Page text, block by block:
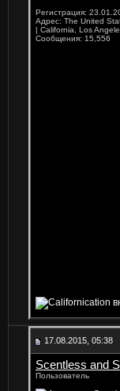
Регистрация:
Адрес: The United
| California, Los
Сообщения: 15,556
17.08.2015, 05:38
Scentless and
Пользователь